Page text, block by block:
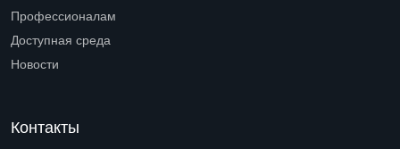
Профессионалам
Доступная среда
Новости
Контакты